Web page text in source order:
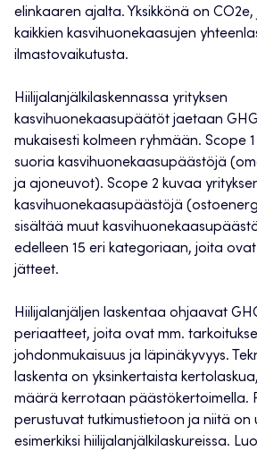
elinkaaren ajalta. Yksikkönä on
kaikkien kasvihuonekaasujen
ilmastovaikutusta.
Hiilijalanjälkilaskennassa yrityksen
kasvihuonekaasupäätöt jaetaan
mukaisesti kolmeen ryhmään. Scope
suoria kasvihuonekaasupäästöjä
ja ajoneuvot). Scope 2 kuvaa
kasvihuonekaasupäästöjä
sisältää muut
edelleen 15 eri kategoriaan, joita
jätteet.
Hiilijalanjäljen laskentaa ohjaavat
periaatteet, joita ovat mm.
johdonmukaisuus ja läpinäkyvyys.
laskenta on yksinkertaista
määrä kerrotaan päästökertoimella.
perustuvat tutkimustietoon ja niitä on
esimerkiksi hiilijalanjälkilaskureissa.